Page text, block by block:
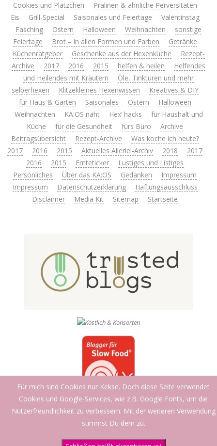
Cookies und Plätzchen
Pralinen & ähnliche Perversitäten
Eis
Grill-Special Saisonales und Feiertage
Valentinstag
Fasching
Ostern Halloween Weihnachten
sonstige
Feiertage
Brot – in allen Formen und Farben
Getränke
Küchenratgeber
Geschenke aus der Hexenküche
Rezept-
Archive
2017 2016 2015 helfen & heilen
Helfendes
und Heilendes mit Kräutern
Öle, Tinkturen und mehr
selberhexen
Klitzekleines Hexenwissen
Kreatives & DIY
für Haus & Garten
Saisonales Ostern
Halloween
Weihnachten
KA:OS näht Hex’ hacks
für Haushalt und
Küche
für die Gesundheit fürs Büro
Archive
Beitragsübersicht
Rezept-Archive
Was koche ich heute?
2017
2016 2015 Aktuelles Allerlei-Archiv 2018
2017
2016
2015 Ernteticker
Lustiges und Listiges
Persönliches
Über das KA:OS Gedanken
Impressum
Impressum
Datenschutzerklärung
Haftungsausschluss
Disclaimer
Media Kit Sitemap Startseite
Für mich sind Cookies nur Kekse. Doch diese Seite verwendet
Cookies und Google-Services, wie z.B. Google Fonts, um die
Nutzerfreundlichkeit zu verbessern. Mit der weiteren Verwendung
stimmst Du dem zu.